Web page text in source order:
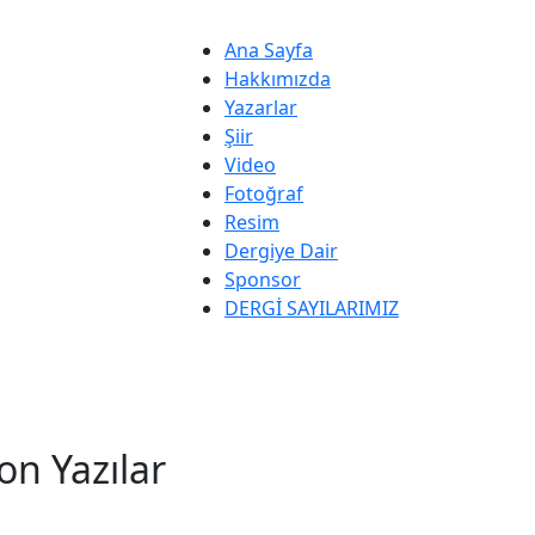
Ana Sayfa
Hakkımızda
Yazarlar
Şiir
Video
Fotoğraf
Resim
Dergiye Dair
Sponsor
DERGİ SAYILARIMIZ
Yazılar